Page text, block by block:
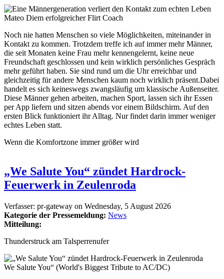
Mateo Diem erfolgreicher Flirt Coach
Noch nie hatten Menschen so viele Möglichkeiten, miteinander in
Kontakt zu kommen. Trotzdem treffe ich auf immer mehr Männer,
die seit Monaten keine Frau mehr kennengelernt, keine neue
Freundschaft geschlossen und kein wirklich persönliches Gespräch
mehr geführt haben. Sie sind rund um die Uhr erreichbar und
gleichzeitig für andere Menschen kaum noch wirklich präsent.Dabei
handelt es sich keineswegs zwangsläufig um klassische Außenseiter.
Diese Männer gehen arbeiten, machen Sport, lassen sich ihr Essen
per App liefern und sitzen abends vor einem Bildschirm. Auf den
ersten Blick funktioniert ihr Alltag. Nur findet darin immer weniger
echtes Leben statt.
Wenn die Komfortzone immer größer wird
„We Salute You“ zündet Hardrock-
Feuerwerk in Zeulenroda
Verfasser: pr-gateway on Wednesday, 5 August 2026
Kategorie der Pressemeldung: News
Mitteilung:
Thunderstruck am Talsperrenufer
We Salute You“ (World's Biggest Tribute to AC/DC)